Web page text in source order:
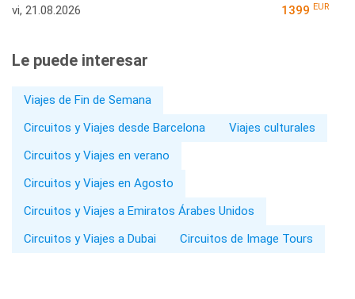
vi, 21.08.2026 1399 EUR
Le puede interesar
Viajes de Fin de Semana
Circuitos y Viajes desde Barcelona
Viajes culturales
Circuitos y Viajes en verano
Circuitos y Viajes en Agosto
Circuitos y Viajes a Emiratos Árabes Unidos
Circuitos y Viajes a Dubai
Circuitos de Image Tours